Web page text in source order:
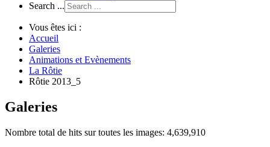
Search ...
Vous êtes ici :
Accueil
Galeries
Animations et Evènements
La Rôtie
Rôtie 2013_5
Galeries
Nombre total de hits sur toutes les images: 4,639,910